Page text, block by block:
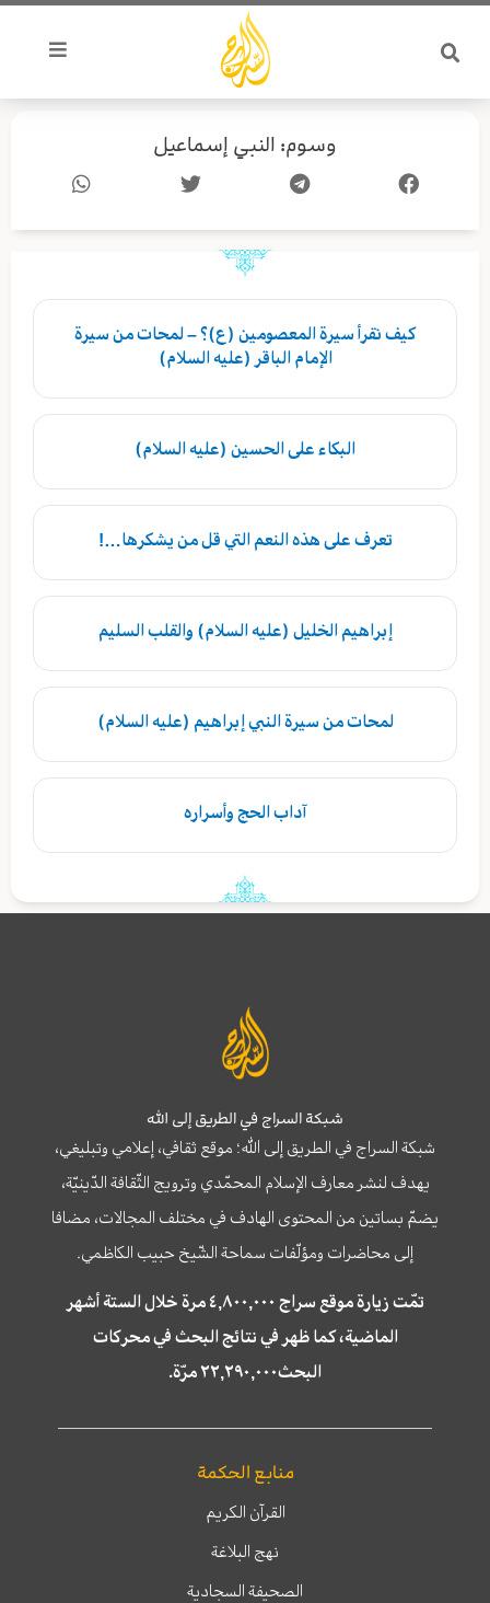
تخطي
المحتوى
وسوم: النبي إسماعيل
كيف نقرأ سيرة المعصومين (ع)؟ – لمحات من سيرة
الإمام الباقر (عليه السلام)
البكاء على الحسين (عليه السلام)
تعرف على هذه النعم التي قل من يشكرها…!
إبراهيم الخليل (عليه السلام) والقلب السليم
لمحات من سيرة النبي إبراهيم (عليه السلام)
آداب الحج وأسراره
شبكة السراج في الطريق إلى الله
شبكة السراج في الطريق إلى الله؛ موقع ثقافي، إعلامي وتبليغي،
يهدف لنشر معارف الإسلام المحمّدي وترويج الثّقافة الدّينيّة،
يضمّ بساتين من المحتوى الهادف في مختلف المجالات، مضافا
إلى محاضرات ومؤلّفات سماحة الشّيخ حبيب الكاظمي.
تمّت زيارة موقع سراج ٤,٨٠٠,٠٠٠ مرة خلال الستة أشهر
الماضية، كما ظهر في نتائج البحث في محركات
البحث٢٢,٢٩٠,٠٠٠ مرّة.
منابع الحكمة
القرآن الكريم
نهج البلاغة
الصحيفة السجادية